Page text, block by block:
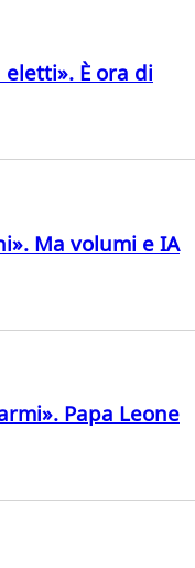
È ora di
Ma volumi e IA
Papa Leone